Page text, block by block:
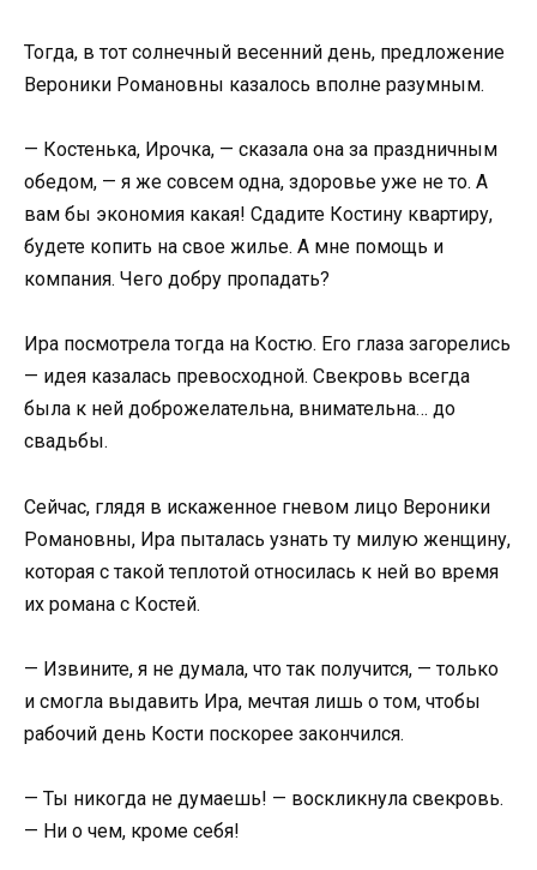
Тогда, в тот солнечный весенний день, предложение
Вероники Романовны казалось вполне разумным.
— Костенька, Ирочка, — сказала она за праздничным
обедом, — я же совсем одна, здоровье уже не то. А
вам бы экономия какая! Сдадите Костину квартиру,
будете копить на свое жилье. А мне помощь и
компания. Чего добру пропадать?
Ира посмотрела тогда на Костю. Его глаза загорелись
— идея казалась превосходной. Свекровь всегда
была к ней доброжелательна, внимательна… до
свадьбы.
Сейчас, глядя в искаженное гневом лицо Вероники
Романовны, Ира пыталась узнать ту милую женщину,
которая с такой теплотой относилась к ней во время
их романа с Костей.
— Извините, я не думала, что так получится, — только
и смогла выдавить Ира, мечтая лишь о том, чтобы
рабочий день Кости поскорее закончился.
— Ты никогда не думаешь! — воскликнула свекровь.
— Ни о чем, кроме себя!